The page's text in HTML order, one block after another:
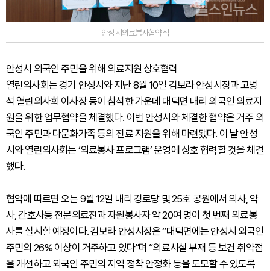
안성시의료봉사협약식
안성시 외국인 주민을 위해 의료지원 상호협력
열린의사회는 경기 안성시와 지난 8월 10일 김보라 안성시장과 고병
석 열린의사회 이사장 등이 참석한 가운데 대덕면 내리 외국인 의료지
원을 위한 업무협약을 체결했다. 이번 안성시와 체결한 협약은 거주 외
국인 주민과 다문화가족 등의 진료 지원을 위해 마련됐다. 이 날 안성
시와 열린의사회는 ‘의료봉사 프로그램’ 운영에 상호 협력할 것을 체결
했다.
협약에 따르면 오는 9월 12일 내리 경로당 및 25호 공원에서 의사, 약
사, 간호사등 전문의료진과 자원봉사자 약 20여 명이 첫 번째 의료봉
사를 실시할 예정이다. 김보라 안성시장은 “대덕면에는 안성시 외국인
주민의 26% 이상이 거주하고 있다”며 “의료시설 부재 등 보건 취약점
을 개선하고 외국인 주민의 지역 정착 안정화 등을 도모할 수 있도록